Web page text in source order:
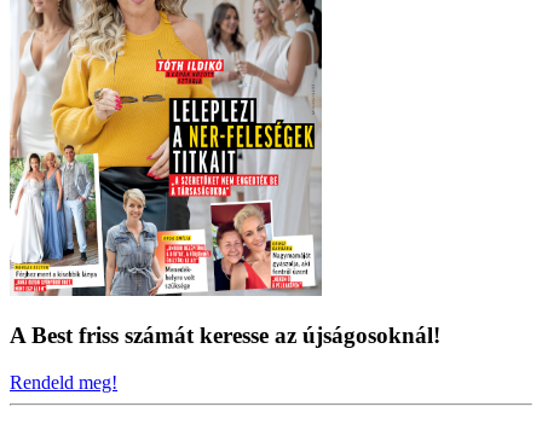
A Best friss számát keresse az újságosoknál!
Rendeld meg!